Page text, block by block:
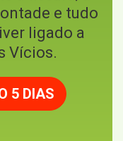
e tudo
ligado a
Vícios.
5 DIAS